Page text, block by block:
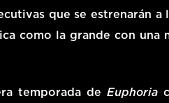
que se estrenarán
como la grande con una
temporada deEuphoria